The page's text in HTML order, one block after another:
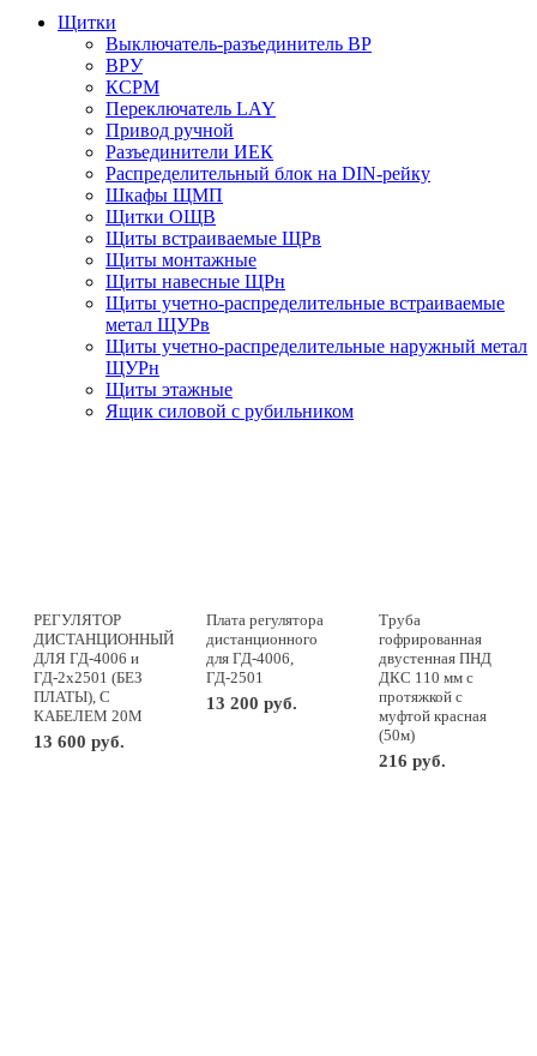
Щитки
Выключатель-разъединитель ВР
ВРУ
КСРМ
Переключатель LAY
Привод ручной
Разъединители ИЕК
Распределительный блок на DIN-рейку
Шкафы ЩМП
Щитки ОЩВ
Щиты встраиваемые ЩРв
Щиты монтажные
Щиты навесные ЩРн
Щиты учетно-распределительные встраиваемые
метал ЩУРв
Щиты учетно-распределительные наружный метал
ЩУРн
Щиты этажные
Ящик силовой с рубильником
РЕГУЛЯТОР
ДИСТАНЦИОННЫЙ
ДЛЯ ГД-4006 и
ГД-2х2501 (БЕЗ
ПЛАТЫ), С
КАБЕЛЕМ 20М
13 600 руб.
Плата регулятора
дистанционного
для ГД-4006,
ГД-2501
13 200 руб.
Труба
гофрированная
двустенная ПНД
ДКС 110 мм с
протяжкой с
муфтой красная
(50м)
216 руб.